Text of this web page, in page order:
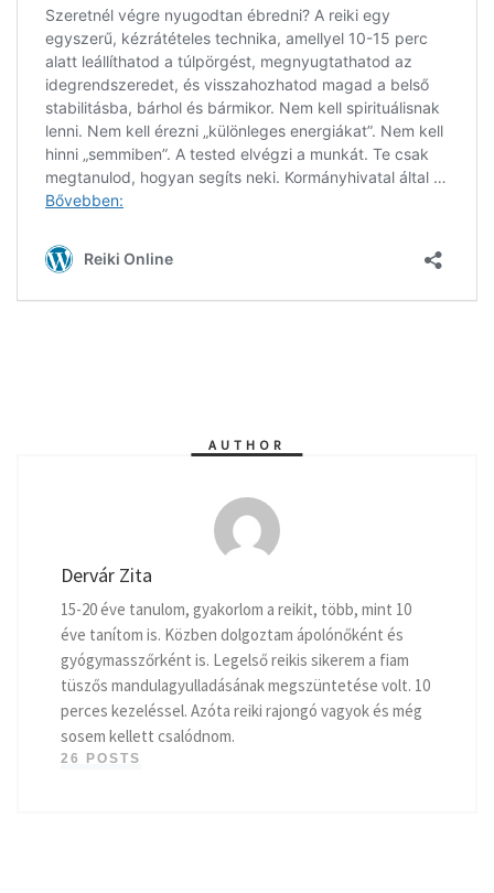
AUTHOR
Dervár Zita
15-20 éve tanulom, gyakorlom a reikit, több, mint 10
éve tanítom is. Közben dolgoztam ápolónőként és
gyógymasszőrként is. Legelső reikis sikerem a fiam
tüszős mandulagyulladásának megszüntetése volt. 10
perces kezeléssel. Azóta reiki rajongó vagyok és még
sosem kellett csalódnom.
26 POSTS